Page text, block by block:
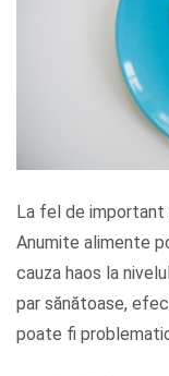
La fel de
Anumite alimente
cauza haos la
par sănătoase,
poate fi